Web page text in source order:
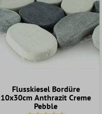
Flusskiesel Bordüre
10x30cm Anthrazit Creme
Pebble